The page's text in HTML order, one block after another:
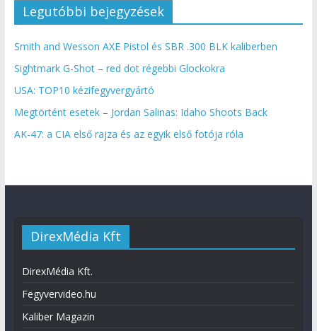
Legutóbbi bejegyzések
Smith and Wesson AXE Pistol és SBR .300 BLK kaliberben
Sightmark G-Shot – red dot régebbi Glockokra
USA: TOP10 kézifegyvergyártó
Megtörtént esetek – Jordan Salinas: Idaho Shoots Back
AK-47: a CIA első rajza és az egyik első fotója róla
DirexMédia Kft
DirexMédia Kft.
Fegyvervideo.hu
Kaliber Magazin